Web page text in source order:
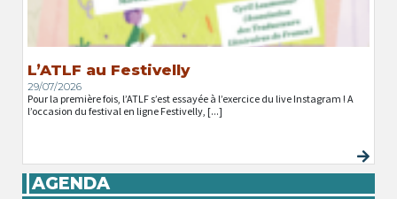
L’ATLF au Festivelly
29/07/2026
Pour la première fois, l’ATLF s’est essayée à l’exercice du live Instagram ! A
l’occasion du festival en ligne Festivelly, [...]
AGENDA